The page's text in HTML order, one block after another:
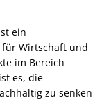
ein
Wirtschaft und
im Bereich
es, die
zu senken